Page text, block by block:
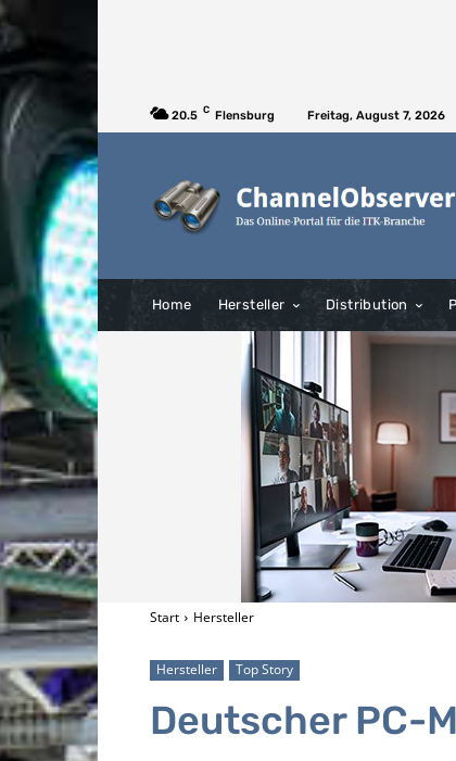
20.5 C Flensburg Freitag, August 7, 2026
Home Hersteller Distribution
Start Hersteller
Hersteller Top Story
Deutscher PC-